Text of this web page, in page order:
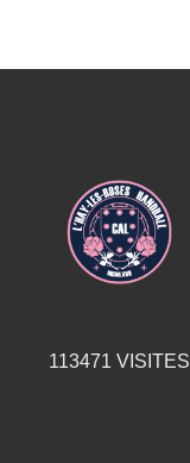
113471 VISITES